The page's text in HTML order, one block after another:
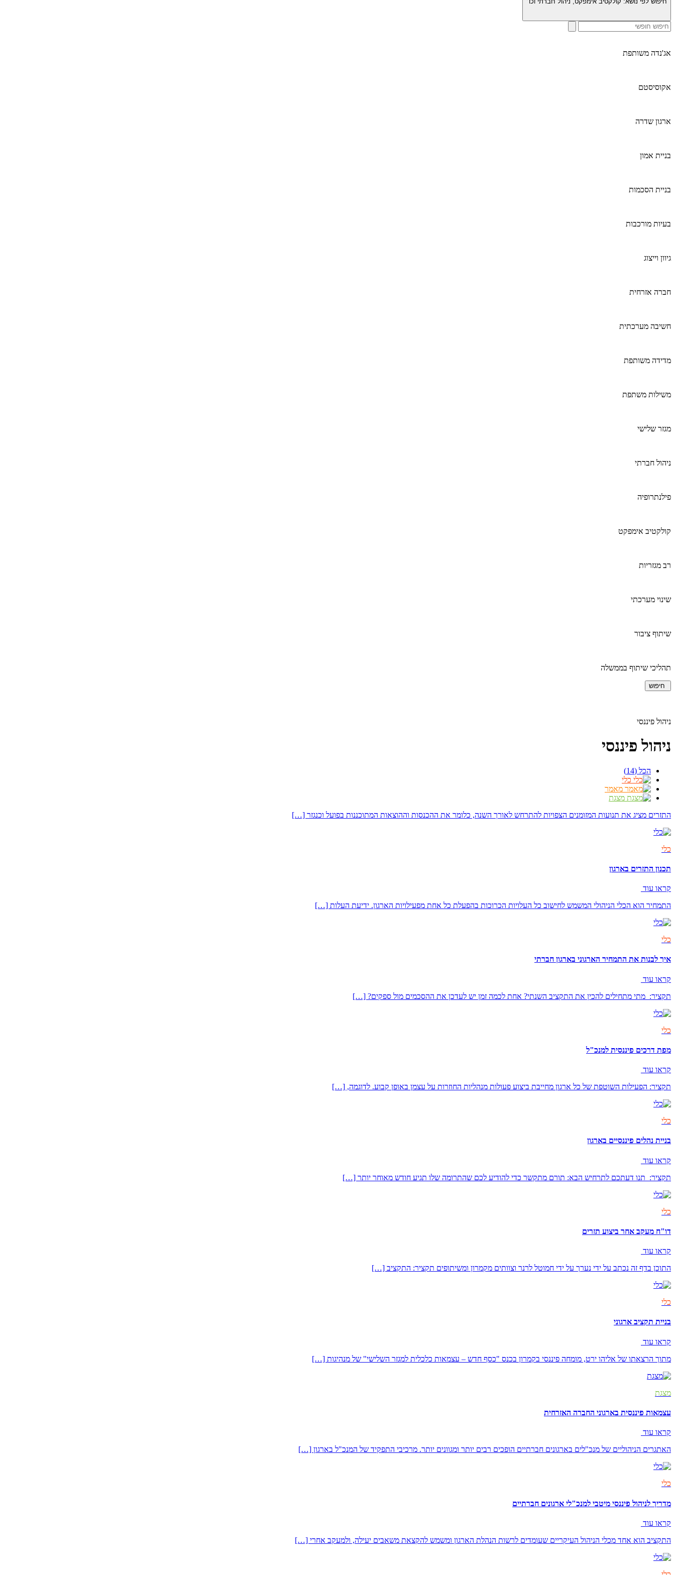
אג'נדה משותפת
אקוסיסטם
ארגון שדרה
בניית אמון
בניית הסכמות
בעיות מורכבות
גיוון וייצוג
חברה אזרחית
חשיבה מערכתית
מדידה משותפת
משילות משתפת
מגזר שלישי
ניהול חברתי
פילנתרופיה
קולקטיב אימפקט
רב מגזריות
שינוי מערכתי
שיתוף ציבור
תהליכי שיתוף בממשלה
ניהול פיננסי
ניהול פיננסי
הכל (14)
כלי
מאמר
מצגת
התזרים מציג את תנועות המזומנים הצפויות להתרחש לאורך השנה, כלומר את ההכנסות וההוצאות המתוכננות בפועל וכנגזר […]
כלי
תכנון התזרים בארגון
קראו עוד
התמחיר הוא הכלי הניהולי המשמש לחישוב כל העלויות הכרוכות בהפעלת כל אחת מפעילויות הארגון. ידיעת העלות […]
כלי
איך לבנות את התמחיר הארגוני בארגון חברתי
קראו עוד
תקציר: מתי מתחילים להכין את התקציב השנתי? אחת לכמה זמן יש לעדכן את ההסכמים מול ספקים? […]
כלי
מפת דרכים פיננסית למנכ"ל
קראו עוד
תקציר: הפעילות השוטפת של כל ארגון מחייבת ביצוע פעולות מנהליות החוזרות על עצמן באופן קבוע. לדוגמה, […]
כלי
בניית נהלים פיננסיים בארגון
קראו עוד
תקציר: תנו דעתכם לתרחיש הבא: תורם מתקשר כדי להודיע לכם שהתרומה שלו תגיע חודש מאוחר יותר […]
כלי
דו"ח מעקב אחר ביצוע תזרים
קראו עוד
התוכן בדף זה נכתב על ידי נערך על ידי חמוטל לרנר וצוותים מקמרון ומשיתופים תקציר: התקציב […]
כלי
בניית תקציב ארגוני
קראו עוד
מתוך הרצאתו של אליהו ירט, מומחה פיננסי בקמרון בכנס "כסף חדש – עצמאות כלכלית למגזר השלישי" של מנהיגות […]
מצגת
עצמאות פיננסית בארגוני החברה האזרחית
קראו עוד
האתגרים הניהוליים של מנכ"לים בארגונים חברתיים הופכים רבים יותר ומגוונים יותר. מרכיבי התפקיד של המנכ"ל בארגון […]
כלי
מדריך לניהול פיננסי מיטבי למנכ"לי ארגונים חברתיים
קראו עוד
התקציב הוא אחד מכלי הניהול העיקריים שעומדים לרשות הנהלת הארגון ומשמש להקצאת משאבים יעילה, ולמעקב אחרי […]